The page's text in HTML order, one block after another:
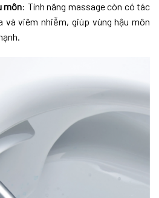
môn: Tính năng massage còn có tác
và viêm nhiễm, giúp vùng hậu môn